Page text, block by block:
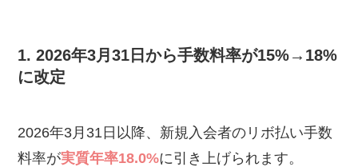
1. 2026年3月31日から手数料率が15%→18%
に改定
2026年3月31日以降、新規入会者のリボ払い手数
料率が実質年率18.0%に引き上げられます。